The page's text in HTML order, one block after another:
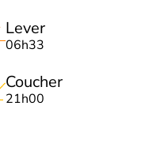
Lever
06h33
Coucher
21h00